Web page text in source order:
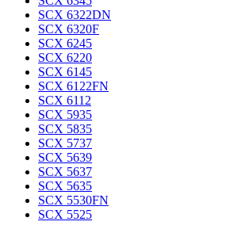
SCX 6322DN
SCX 6320F
SCX 6245
SCX 6220
SCX 6145
SCX 6122FN
SCX 6112
SCX 5935
SCX 5835
SCX 5737
SCX 5639
SCX 5637
SCX 5635
SCX 5530FN
SCX 5525